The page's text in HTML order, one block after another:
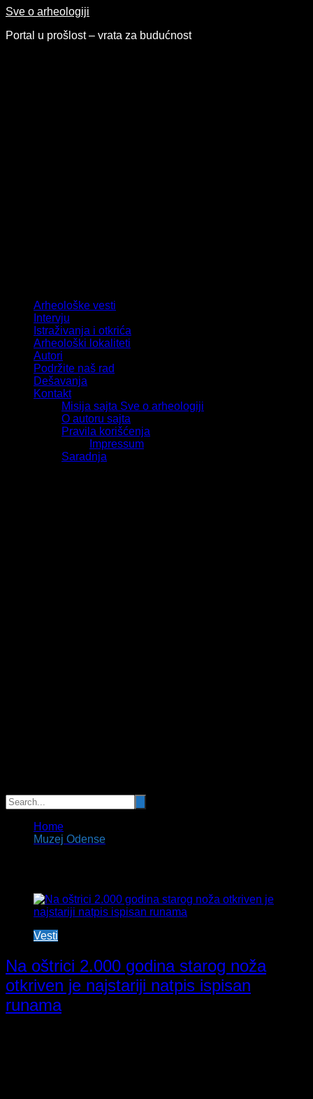
Skip
content
Sve o arheologiji
Portal u prošlost – vrata za budućnost
Arheološke vesti
Intervju
Istraživanja i otkrića
Arheološki lokaliteti
Autori
Podržite naš rad
Dešavanja
Kontakt
Misija sajta Sve o arheologiji
O autoru sajta
Pravila korišćenja
Impressum
Saradnja
Home
Muzej Odense
Vesti
Na oštrici 2.000 godina starog noža
otkriven je najstariji natpis ispisan
runama